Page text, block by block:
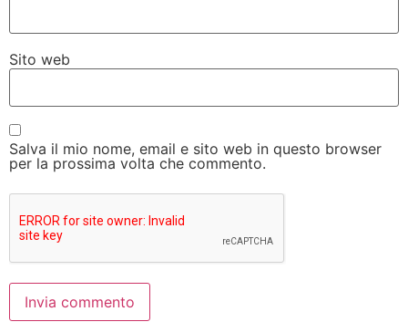
Sito web
Salva il mio nome, email e sito web in questo browser
per la prossima volta che commento.